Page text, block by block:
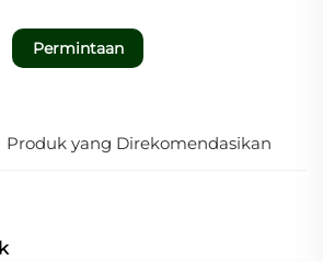
Permintaan
Produk yang Direkomendasikan